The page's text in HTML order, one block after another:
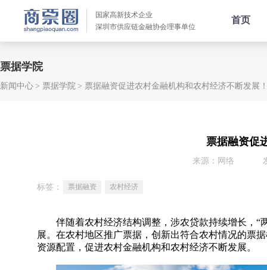
国家高新技术企业
深圳市供应链金融协会理事单位
首页
票据学院
新闻中心 票据学院 票据融资促进农村金融机构和农村经济不断发展
票据融资促
来源：网络
标签： 票据融资 农村经济
伴随着农村经济结构调整，涉农贷款持续增长，“
展。在农村地区推广票据，创新出符合农村情况的票
资源配置，促进农村金融机构和农村经济不断发展。